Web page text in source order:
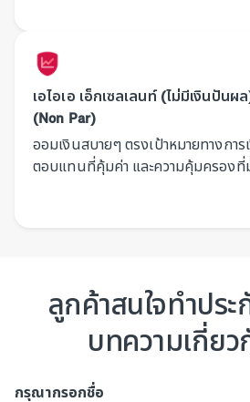
เอไอเอ เอ็กเซลเลนท์ (ไม่มีเงินปันผ
(Non Par)
ออมเงินสบายๆ ตรงเป้าหมายทางกา
ตอบแทนที่คุ้มค่า และความคุ้มครอง
ลูกค้าสนใจทำปร
บทความเกี่ย
กรุณากรอกชื่อ